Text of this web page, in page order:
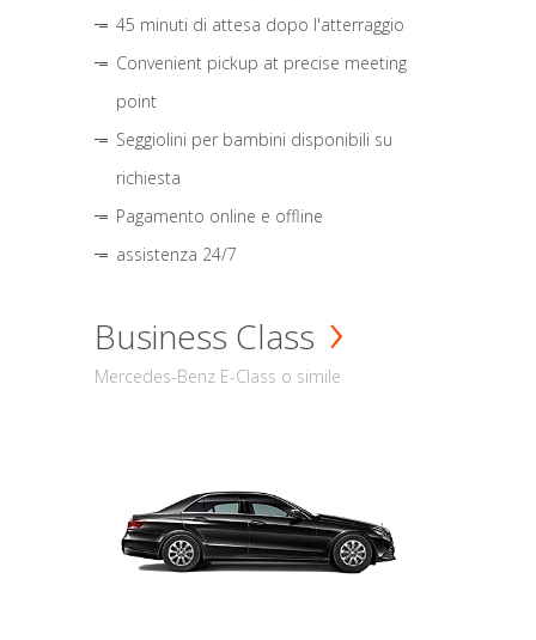
45 minuti di attesa dopo l'atterraggio
Convenient pickup at precise meeting
point
Seggiolini per bambini disponibili su
richiesta
Pagamento online e offline
assistenza 24/7
Business Class
Mercedes-Benz E-Class o simile